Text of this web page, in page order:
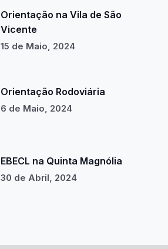
Orientação na Vila de São
Vicente
15 de Maio, 2024
Orientação Rodoviária
6 de Maio, 2024
EBECL na Quinta Magnólia
30 de Abril, 2024